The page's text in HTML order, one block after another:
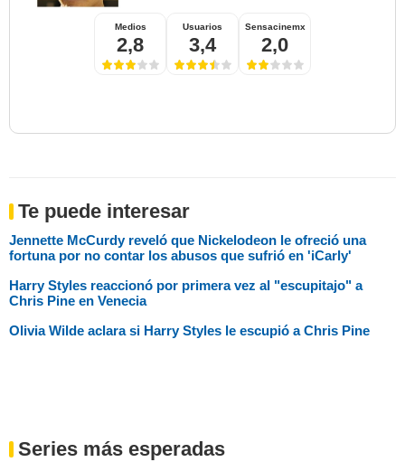
Medios
2,8
Usuarios
3,4
Sensacinemx
2,0
Te puede interesar
Jennette McCurdy reveló que Nickelodeon le ofreció una
fortuna por no contar los abusos que sufrió en 'iCarly'
Harry Styles reaccionó por primera vez al "escupitajo" a
Chris Pine en Venecia
Olivia Wilde aclara si Harry Styles le escupió a Chris Pine
Series más esperadas